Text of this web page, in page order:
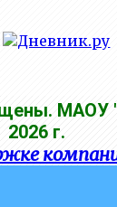
МАОУ
2026 г.